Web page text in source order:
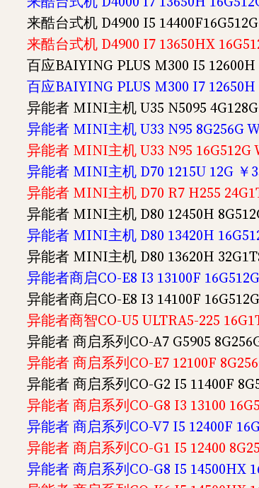
来酷台式机 D4900 I5
来酷台式机 D4900 I7 13650HX
百应BAIYING PLUS M300 I5
百应BAIYING PLUS M300 I7
异能者 MINI主机 U35 N5095
异能者 MINI主机 U33 N95 8G256G
异能者 MINI主机 U33 N95 16G512G
异能者 MINI主机 D70 1215U 12G ￥
异能者 MINI主机 D70 R7 H255
异能者 MINI主机 D80 12450H
异能者 MINI主机 D80 13420H
异能者 MINI主机 D80 13620H
异能者商启CO-E8 I3 13100F
异能者商启CO-E8 I3 14100F
异能者商智CO-U5 ULTRA5-225
异能者 商启系列CO-A7 G5905
异能者 商启系列CO-E7 12100F
异能者 商启系列CO-G2 I5 11400F
异能者 商启系列CO-G8 I3 13100
异能者 商启系列CO-V7 I5 12400F
异能者 商启系列CO-G1 I5 12400
异能者 商启系列CO-G8 I5 14500HX